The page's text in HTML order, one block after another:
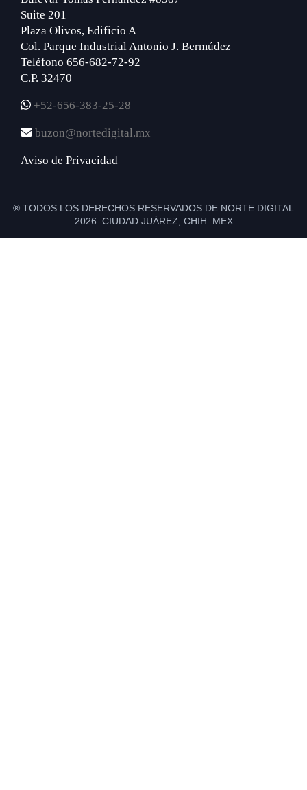
Suite 201
Plaza Olivos, Edificio A
Col. Parque Industrial Antonio J. Bermúdez
Teléfono 656-682-72-92
C.P. 32470
+52-656-383-25-28
buzon@nortedigital.mx
Aviso de Privacidad
® TODOS LOS DERECHOS RESERVADOS DE NORTE DIGITAL
2026 CIUDAD JUÁREZ, CHIH. MEX.